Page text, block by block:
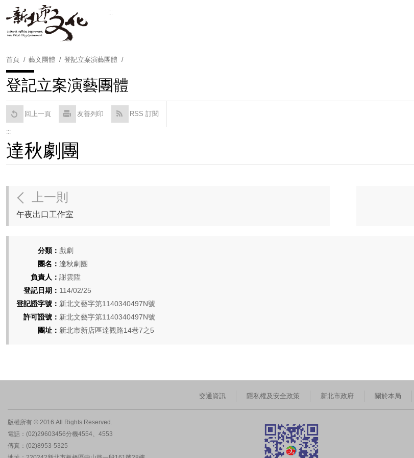
:::
首頁 藝文團體 登記立案演藝團體
登記立案演藝團體
回上一頁 友善列印 RSS 訂閱
:::
達秋劇團
上一則
午夜出口工作室
分類： 戲劇
團名： 達秋劇團
負責人： 謝雲陞
登記日期： 114/02/25
登記證字號： 新北文藝字第1140340497N號
許可證號： 新北文藝字第1140340497N號
團址： 新北市新店區達觀路14巷7之5
交通資訊 隱私權及安全政策 新北市政府 關於本局
版權所有 © 2016 All Rights Reserved.
電話：(02)29603456分機4554、4553
傳真：(02)8953-5325